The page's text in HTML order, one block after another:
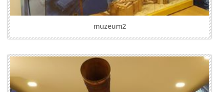
muzeum2